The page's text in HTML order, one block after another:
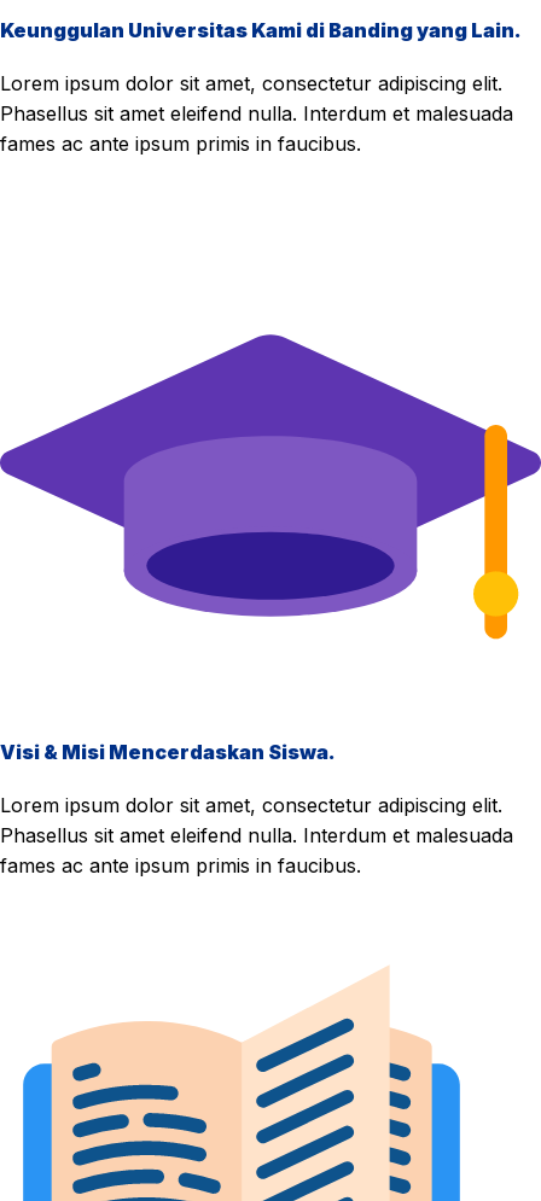
Keunggulan Universitas Kami di Banding yang Lain.
Lorem ipsum dolor sit amet, consectetur adipiscing elit.
Phasellus sit amet eleifend nulla. Interdum et malesuada
fames ac ante ipsum primis in faucibus.
Visi & Misi Mencerdaskan Siswa.
Lorem ipsum dolor sit amet, consectetur adipiscing elit.
Phasellus sit amet eleifend nulla. Interdum et malesuada
fames ac ante ipsum primis in faucibus.